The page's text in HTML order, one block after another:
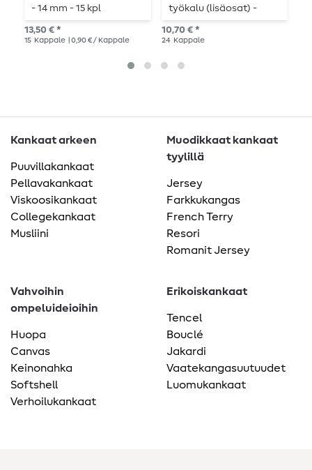
- 14 mm - 15 kpl
13,50 € *
15 Kappale | 0,90 € / Kappale
työkalu (lisäosat) -
kultainen
10,70 € *
24 Kappale
Kankaat arkeen
Puuvillakankaat
Pellavakankaat
Viskoosikankaat
Collegekankaat
Musliini
Muodikkaat kankaat
tyylillä
Jersey
Farkkukangas
French Terry
Resori
Romanit Jersey
Vahvoihin
ompeluideioihin
Huopa
Canvas
Keinonahka
Softshell
Verhoilukankaat
Erikoiskankaat
Tencel
Bouclé
Jakardi
Vaatekangasuutuudet
Luomukankaat